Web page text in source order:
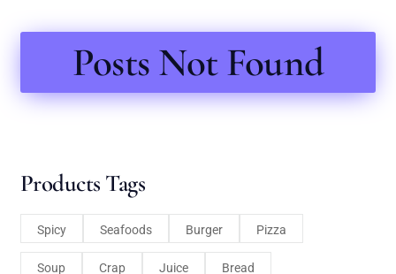
Posts Not Found
Products Tags
Spicy Seafoods Burger Pizza
Soup Crap Juice Bread